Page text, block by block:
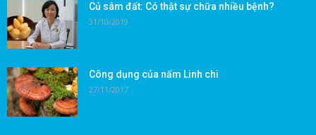
Củ sâm đất: Có thật sự chữa nhiều bệnh?
31/10/2019
Công dụng của nấm Linh chi
27/11/2017